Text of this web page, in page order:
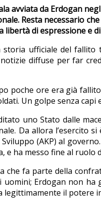
avviata da Erdogan
Resta necessario
di espressione e
ufficiale del
diffuse per far
poche ore era già
Un golpe senza
uno Stato dalle
Da allora l’esercito
(AKP) al
e ha messo fine al ruolo
che fa parte della
uomini; Erdogan non
legittimamente il potere